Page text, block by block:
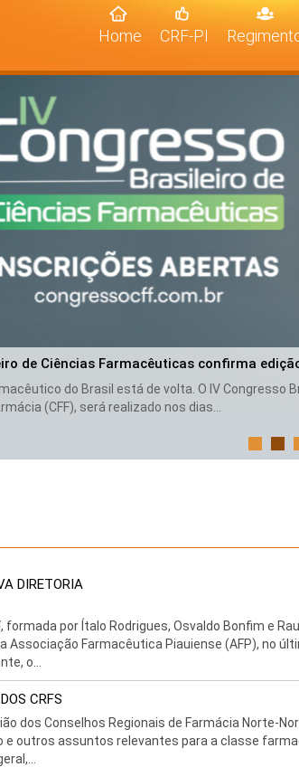
Home (current)
CRF-PI
de Ciências Farmacêuticas confirma
do Brasil está de volta. O IV Congresso
(CFF), será realizado nos dias...
DIRETORIA
por Ítalo Rodrigues, Osvaldo Bonfim e
Farmacêutica Piauiense (AFP), no
o...
CRFS
dos Conselhos Regionais de Farmácia Norte-
e outros assuntos relevantes para a classe